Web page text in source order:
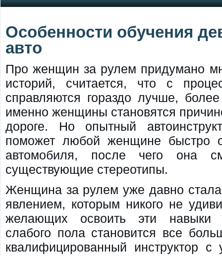
Особенности обучения
авто
Про женщин за рулем придумано
историй, считается, что с
справляются гораздо лучше,
именно женщины становятся
дороге. Но опытный
поможет любой женщине быстро
автомобиля, после чего она
существующие стереотипы.
Женщина за рулем уже давно
явлением, которым никого не
желающих освоить эти навыки
слабого пола становится все
квалифицированный инструктор с